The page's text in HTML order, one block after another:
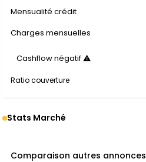
Mensualité crédit
Charges mensuelles
Cashflow négatif ⚠
Ratio couverture
Stats Marché
Comparaison autres annonces